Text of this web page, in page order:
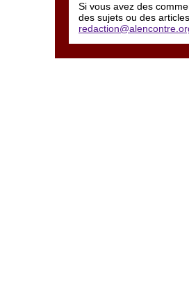
Si vous avez des
des sujets ou des